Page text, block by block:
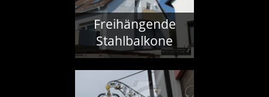
Freihängende
Stahlbalkone